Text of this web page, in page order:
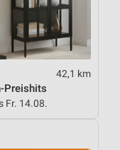
42,1 km
Preishits
Fr. 14.08.
oder